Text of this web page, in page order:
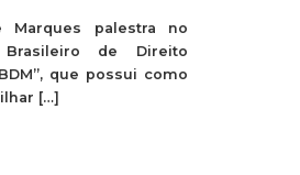
Marques palestra no
de Direito
que possui como
[…]